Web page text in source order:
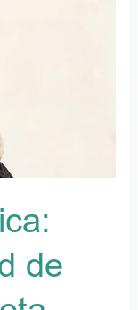
de